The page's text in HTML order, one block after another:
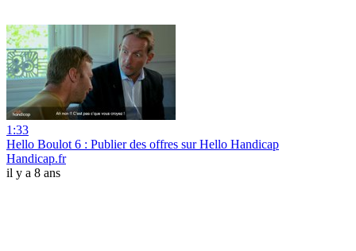
1:33
Hello Boulot 6 : Publier des offres sur Hello Handicap
Handicap.fr
il y a 8 ans